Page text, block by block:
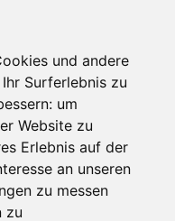
und andere
Surferlebnis zu
um
Website zu
Erlebnis auf der
an unseren
zu messen
zu
SKI APP
und Android - Ein
Schneefreaks!